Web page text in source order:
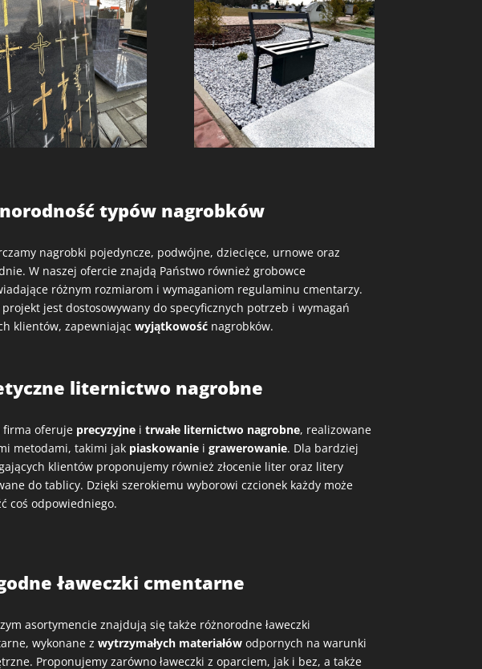
typów nagrobków
nagrobki pojedyncze, podwójne, dziecięce, urnowe oraz
W naszej ofercie znajdą Państwo również grobowce
różnym rozmiarom i wymaganiom regulaminu cmentarzy.
projekt jest dostosowywany do specyficznych potrzeb i wymagań
klientów, zapewniając wyjątkowośćnagrobków.
liternictwo nagrobne
firma oferuje precyzyjnei trwałe liternictwo nagrobne, realizowane
metodami, takimi jak piaskowaniei grawerowanie. Dla bardziej
klientów proponujemy również złocenie liter oraz litery
do tablicy. Dzięki szerokiemu wyborowi czcionek każdy może
coś odpowiedniego.
ławeczki cmentarne
asortymencie znajdują się także różnorodne ławeczki
wykonane z wytrzymałych materiałówodpornych na warunki
Proponujemy zarówno ławeczki z oparciem, jak i bez, a także